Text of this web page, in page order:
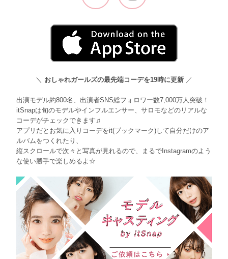
＼ おしゃれガールズの最先端コーデを19時に更新 ／
出演モデル約800名、出演者SNS総フォロワー数7,000万人突破！
itSnapは旬のモデルやインフルエンサー、サロモなどのリアルな
コーデがチェックできます♫
アプリだとお気に入りコーデをit(ブックマーク)して自分だけのア
ルバムをつくれたり、
縦スクロールで次々と写真が見れるので、まるでInstagramのよう
な使い勝手で楽しめるよ☆